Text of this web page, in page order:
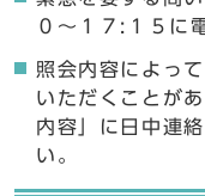
０〜１７:１５に
照会内容によっ
いただくことが
内容」に日中連
い。